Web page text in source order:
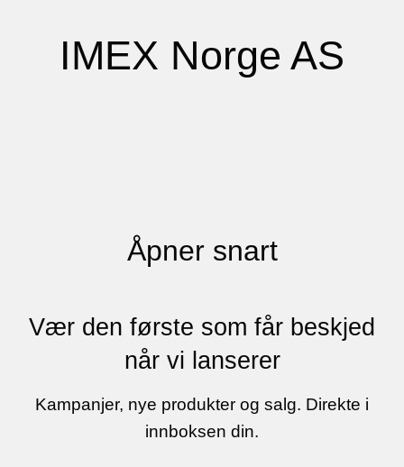
IMEX Norge AS
Åpner snart
Vær den første som får beskjed
når vi lanserer
Kampanjer, nye produkter og salg. Direkte i
innboksen din.